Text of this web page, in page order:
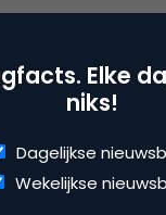
artikelen
Rebel with or
Wake-upcall
Elke
niks!
Dagelijkse
Wekelijkse